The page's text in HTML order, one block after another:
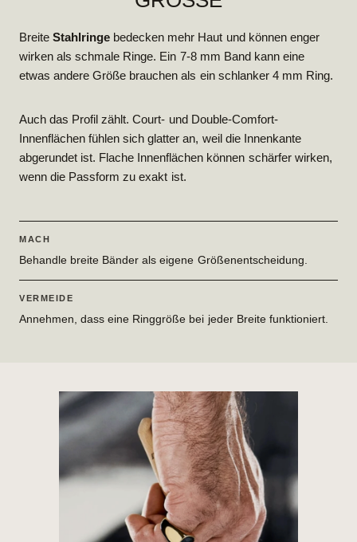
BreiteStahlringe bedecken mehr Haut und können enger
wirken als schmale Ringe. Ein 7-8 mm Band kann eine
etwas andere Größe brauchen als ein schlanker 4 mm Ring.
Auch das Profil zählt. Court- und Double-Comfort-
Innenflächen fühlen sich glatter an, weil die Innenkante
abgerundet ist. Flache Innenflächen können schärfer wirken,
wenn die Passform zu exakt ist.
MACH
Behandle breite Bänder als eigene Größenentscheidung.
VERMEIDE
Annehmen, dass eine Ringgröße bei jeder Breite funktioniert.